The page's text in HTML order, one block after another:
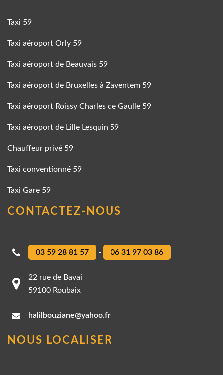
Taxi 59
Taxi aéroport Orly 59
Taxi aéroport de Beauvais 59
Taxi aéroport de Bruxelles à Zaventem 59
Taxi aéroport Roissy Charles de Gaulle 59
Taxi aéroport de Lille Lesquin 59
Chauffeur privé 59
Taxi conventionné 59
Taxi Gare 59
CONTACTEZ-NOUS
03 59 28 81 57 - 06 31 97 03 86
22 rue de Bavai
59100 Roubaix
halilbouziane@yahoo.fr
NOUS LOCALISER